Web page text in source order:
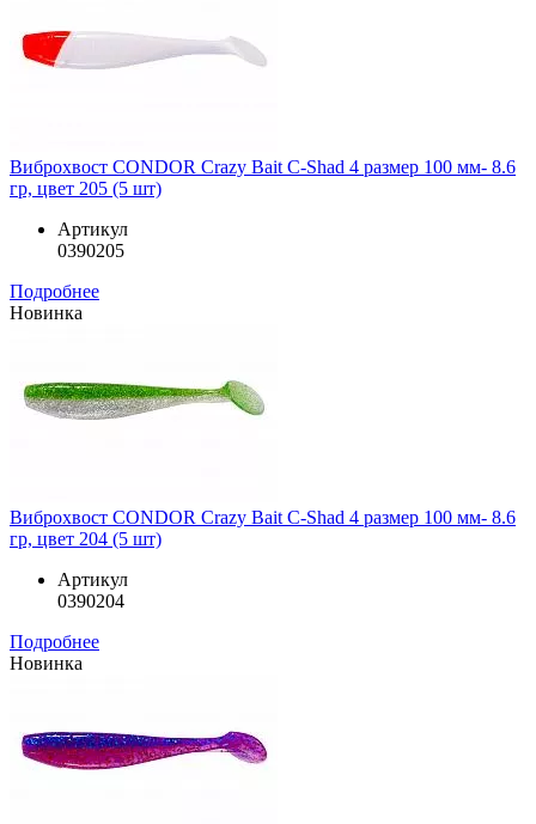
Виброхвост CONDOR Crazy Bait C-Shad 4 размер 100 мм- 8.6
гр, цвет 205 (5 шт)
Артикул
0390205
Подробнее
Новинка
Виброхвост CONDOR Crazy Bait C-Shad 4 размер 100 мм- 8.6
гр, цвет 204 (5 шт)
Артикул
0390204
Подробнее
Новинка